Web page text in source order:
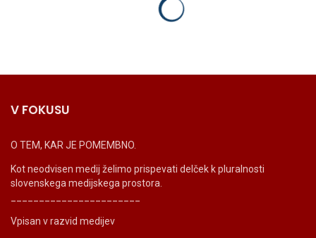
V FOKUSU
O TEM, KAR JE POMEMBNO.
Kot neodvisen medij želimo prispevati delček k pluralnosti
slovenskega medijskega prostora.
Vpisan v razvid medijev